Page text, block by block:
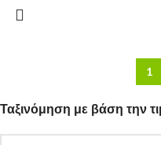
Ταξινόμηση με βάση την
1